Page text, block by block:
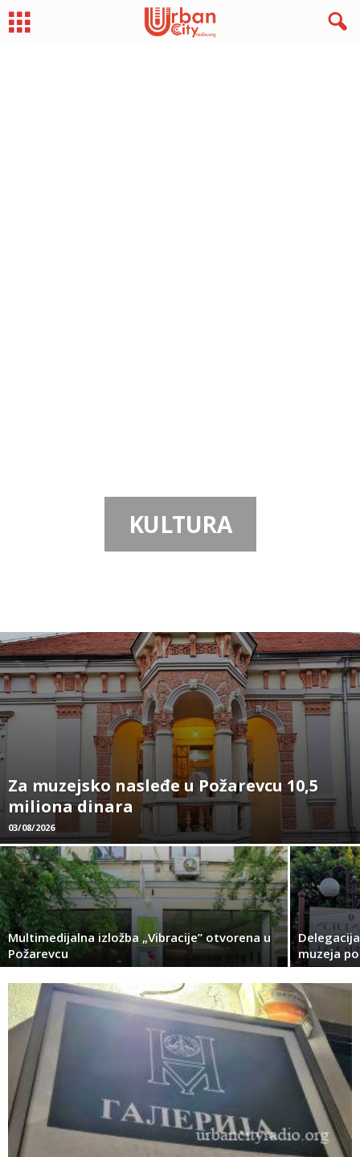
KULTURA
Za muzejsko nasleđe u Požarevcu 10,5
miliona dinara
03/08/2026
Multimedijalna izložba „Vibracije” otvorena u
Požarevcu
muzeja